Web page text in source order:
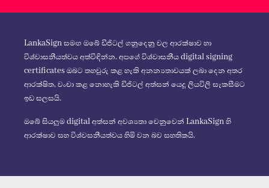
LankaSign සමඟ ඔබේ ඩිජිටල් ගනුදෙනු වල ආරක්ෂාව හා
විශ්වාසනීයත්වය අත්විඳින්න. අපගේ විශ්වාසනීය digital signing
certificates ඔබට තහවුරු කළ හැකි අනන්‍යතාවයක් ලබා දෙන අතර
ආරක්ෂිත, වංචා කළ නොහැකි ඩිජිටල් අත්සන් යෙදූ ලියවිලි සැකසීමට
ඉඩ සලසයි.
ඔබේ සියලුම digital අත්සන් අවශ්‍යතා වෙනුවෙන් LankaSign හි
ආරක්ෂාව සහ විශ්වසනීයත්වය හිමි වන බව සහතිකයි.